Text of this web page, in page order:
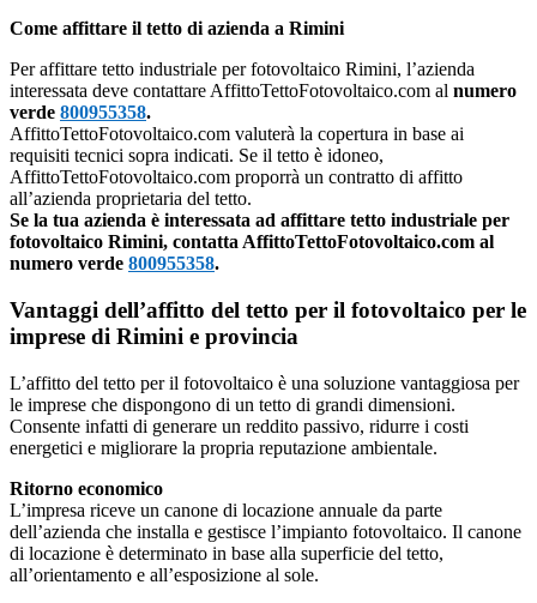
Come affittare il tetto di azienda a Rimini
Per affittare tetto industriale per fotovoltaico Rimini, l’azienda
interessata deve contattare AffittoTettoFotovoltaico.com al numero
verde 800955358.
AffittoTettoFotovoltaico.com valuterà la copertura in base ai
requisiti tecnici sopra indicati. Se il tetto è idoneo,
AffittoTettoFotovoltaico.com proporrà un contratto di affitto
all’azienda proprietaria del tetto.
Se la tua azienda è interessata ad affittare tetto industriale per
fotovoltaico Rimini, contatta AffittoTettoFotovoltaico.com al
numero verde 800955358.
Vantaggi dell’affitto del tetto per il fotovoltaico per le
imprese di Rimini e provincia
L’affitto del tetto per il fotovoltaico è una soluzione vantaggiosa per
le imprese che dispongono di un tetto di grandi dimensioni.
Consente infatti di generare un reddito passivo, ridurre i costi
energetici e migliorare la propria reputazione ambientale.
Ritorno economico
L’impresa riceve un canone di locazione annuale da parte
dell’azienda che installa e gestisce l’impianto fotovoltaico. Il canone
di locazione è determinato in base alla superficie del tetto,
all’orientamento e all’esposizione al sole.